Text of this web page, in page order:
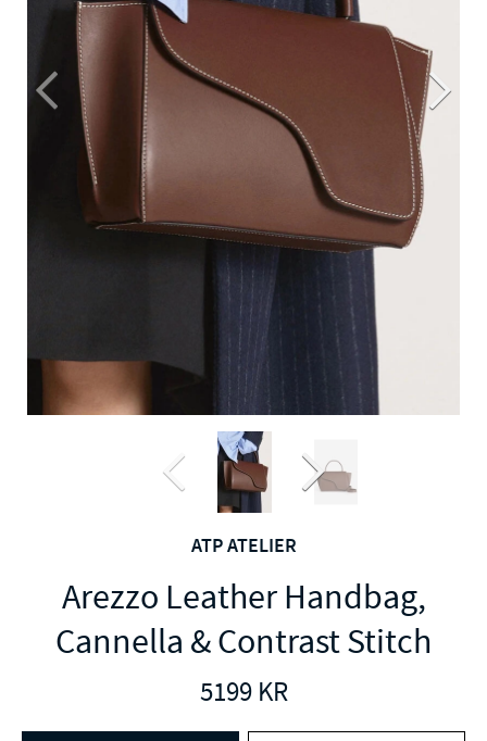
ATP ATELIER
Arezzo Leather Handbag,
Cannella & Contrast Stitch
5199KR